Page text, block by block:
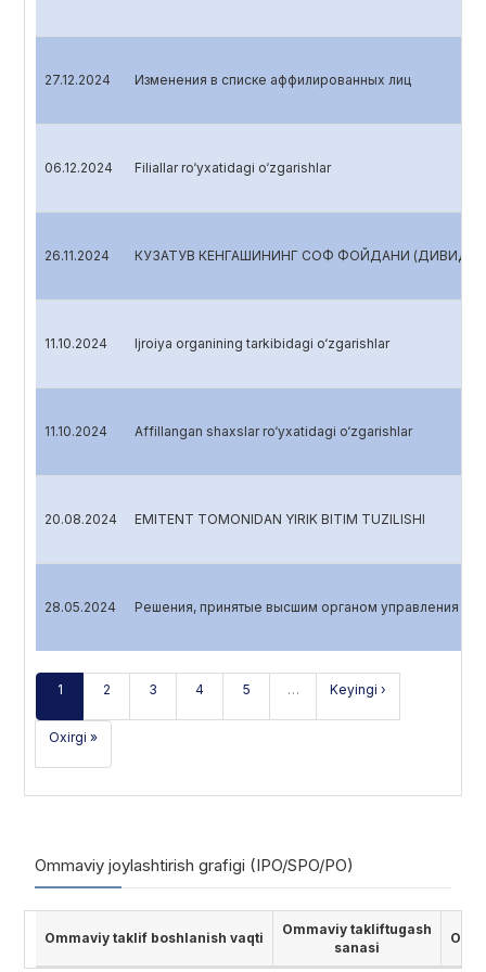
27.12.2024 Изменения в списке аффилированных лиц
06.12.2024 Filiallar ro‘yxatidagi o‘zgarishlar
26.11.2024 КУЗАТУВ КЕНГАШИНИНГ СОФ ФОЙДАНИ
11.10.2024 Ijroiya organining tarkibidagi o‘zgarishlar
11.10.2024 Affillangan shaxslar ro‘yxatidagi o‘zgarishlar
20.08.2024 EMITENT TOMONIDAN YIRIK BITIM TUZILISHI
28.05.2024 Решения, принятые высшим органом управления
1 2 3 4 5 … Keyingi ›
Oxirgi »
Ommaviy joylashtirish grafigi (IPO/SPO/PO)
Ommaviy taklif boshlanish vaqti
Ommaviy takliftugash
sanasi